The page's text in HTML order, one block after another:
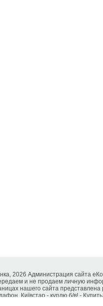
2026 Администрация сайта
и не продаем личную
нашего сайта
Київстар - куплю б/в! -